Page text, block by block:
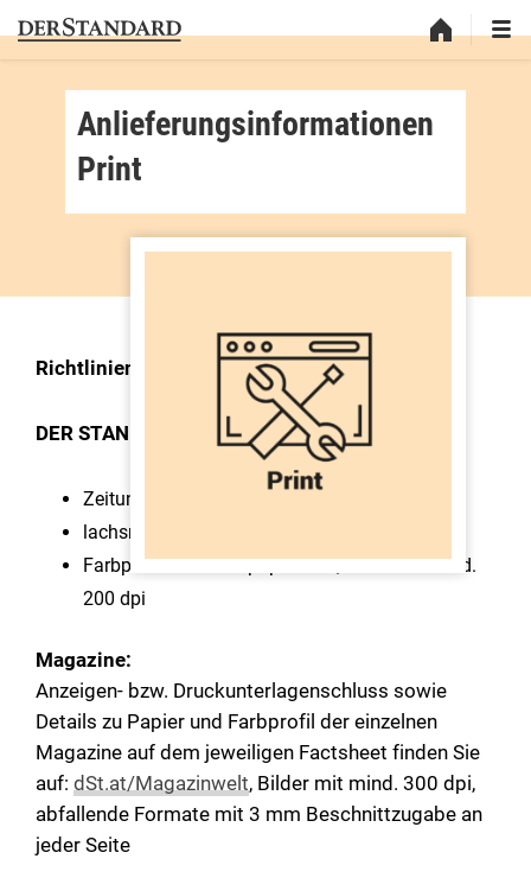
Anlieferungsinformationen
Print
Richtlinien für die digitale Datenanlieferung
DER STANDARD/Zeitung:
Zeitungsoffsetdruck nach ISO 12647-3
lachsrosafarbenes Zeitungspapier, 45 g/m2
Farbprofil: ISOnewspaper26v4, Bilder mit mind.
200 dpi
Magazine:
Anzeigen- bzw. Druckunterlagenschluss sowie
Details zu Papier und Farbprofil der einzelnen
Magazine auf dem jeweiligen Factsheet finden Sie
auf: dSt.at/Magazinwelt, Bilder mit mind. 300 dpi,
abfallende Formate mit 3 mm Beschnittzugabe an
jeder Seite